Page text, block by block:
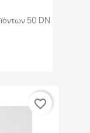
50 DN
favorite_border